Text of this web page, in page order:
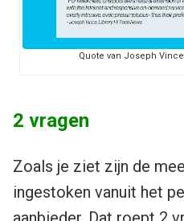
Quote van Joseph
2 vragen
Zoals je ziet zijn de
ingestoken vanuit het